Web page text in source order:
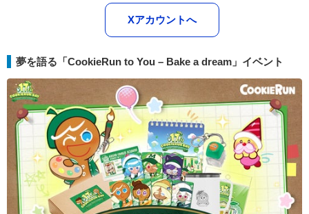
Xアカウントへ
夢を語る「CookieRun to You – Bake a dream」イベント